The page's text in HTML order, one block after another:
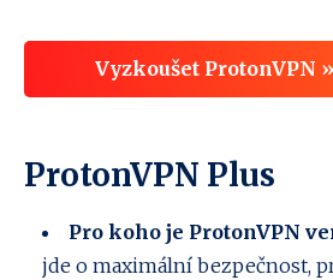
Vyzkoušet ProtonVPN
ProtonVPN Plus
Pro koho je ProtonVPN
jde o maximální bezpečnost,